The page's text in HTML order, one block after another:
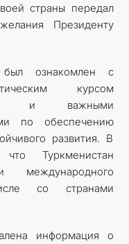
страны передал
Президенту
ознакомлен с
курсом
и важными
по обеспечению
развития. В
Туркменистан
международного
со странами
информация о